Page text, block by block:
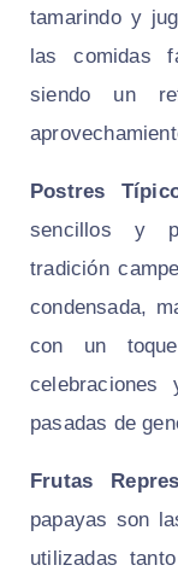
tamarindo y
las comidas
siendo un
Postres
sencillos y
tradición
condensada,
con un
celebraciones
pasadas de
Frutas
papayas son
utilizadas